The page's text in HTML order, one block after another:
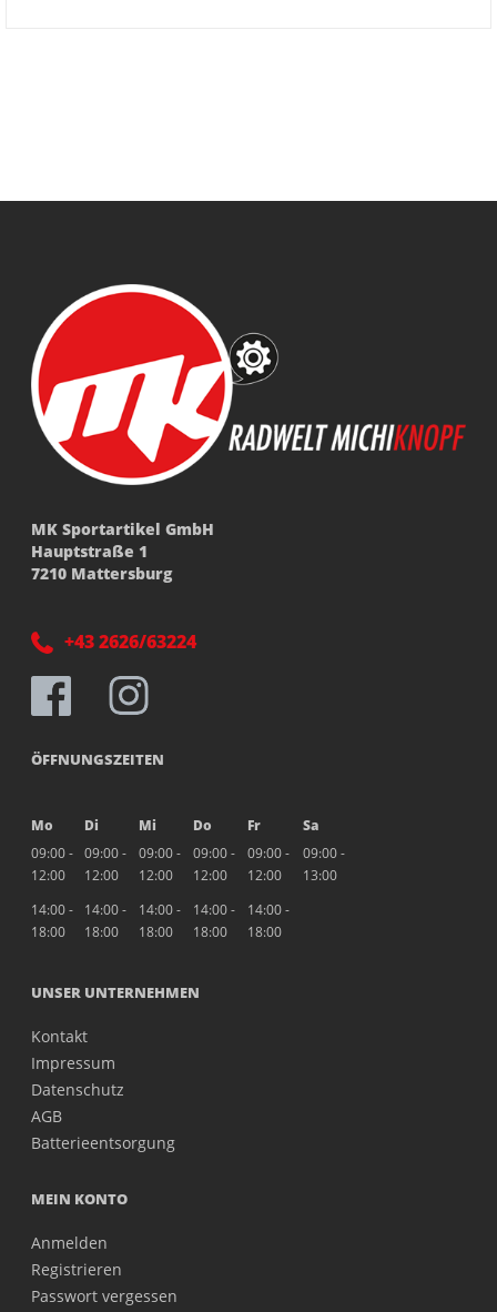
MK Sportartikel GmbH
Hauptstraße 1
7210 Mattersburg
+43 2626/63224
ÖFFNUNGSZEITEN
Mo Di Mi Do Fr
Sa
09:00 -
12:00
09:00 -
12:00
09:00 -
12:00
09:00 -
12:00
09:00 -
12:00
09:00 -
13:00
14:00 -
18:00
14:00 -
18:00
14:00 -
18:00
14:00 -
18:00
14:00 -
18:00
UNSER UNTERNEHMEN
Kontakt
Impressum
Datenschutz
AGB
Batterieentsorgung
MEIN KONTO
Anmelden
Registrieren
Passwort vergessen